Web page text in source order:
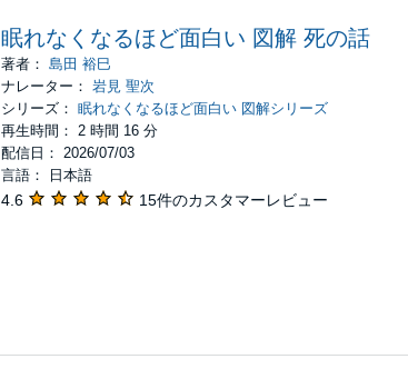
眠れなくなるほど面白い 図解 死の話
著者： 島田 裕巳
ナレーター： 岩見 聖次
シリーズ： 眠れなくなるほど面白い 図解シリーズ
再生時間： 2 時間 16 分
配信日： 2026/07/03
言語： 日本語
4.6 15件のカスタマーレビュー